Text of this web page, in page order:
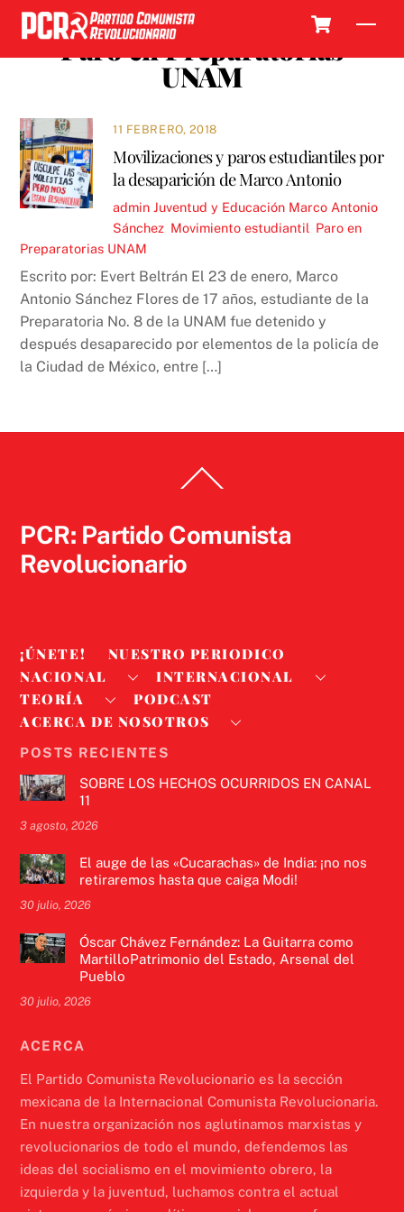
Skip
content Paro en Preparatorias
UNAM
11 FEBRERO, 2018
Movilizaciones y paros estudiantiles por
la desaparición de Marco Antonio
admin Juventud y Educación Marco Antonio
Sánchez Movimiento estudiantil Paro en
Preparatorias UNAM
Escrito por: Evert Beltrán El 23 de enero, Marco
Antonio Sánchez Flores de 17 años, estudiante de la
Preparatoria No. 8 de la UNAM fue detenido y
después desaparecido por elementos de la policía de
la Ciudad de México, entre […]
To
PCR: Partido Comunista
Revolucionario
¡ÚNETE!
NUESTRO PERIODICO
NACIONAL
INTERNACIONAL
TEORÍA
PODCAST
ACERCA DE NOSOTROS
POSTS RECIENTES
SOBRE LOS HECHOS OCURRIDOS EN CANAL
11
3 agosto, 2026
El auge de las «Cucarachas» de India: ¡no nos
retiraremos hasta que caiga Modi!
30 julio, 2026
Óscar Chávez Fernández: La Guitarra como
MartilloPatrimonio del Estado, Arsenal del
Pueblo
30 julio, 2026
ACERCA
El Partido Comunista Revolucionario es la sección
mexicana de la Internacional Comunista Revolucionaria.
En nuestra organización nos aglutinamos marxistas y
revolucionarios de todo el mundo, defendemos las
ideas del socialismo en el movimiento obrero, la
izquierda y la juventud, luchamos contra el actual